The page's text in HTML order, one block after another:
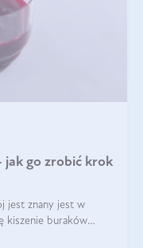
jak go zrobić krok
jest znany jest w
kiszenie buraków